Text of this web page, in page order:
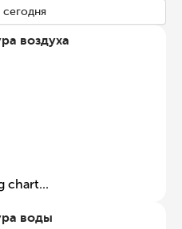
воздуха
chart...
воды